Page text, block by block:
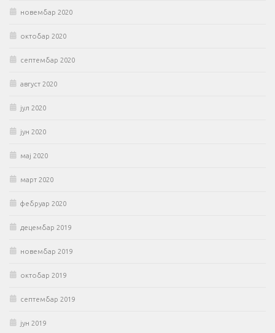
новембар 2020
октобар 2020
септембар 2020
август 2020
јул 2020
јун 2020
мај 2020
март 2020
фебруар 2020
децембар 2019
новембар 2019
октобар 2019
септембар 2019
јун 2019